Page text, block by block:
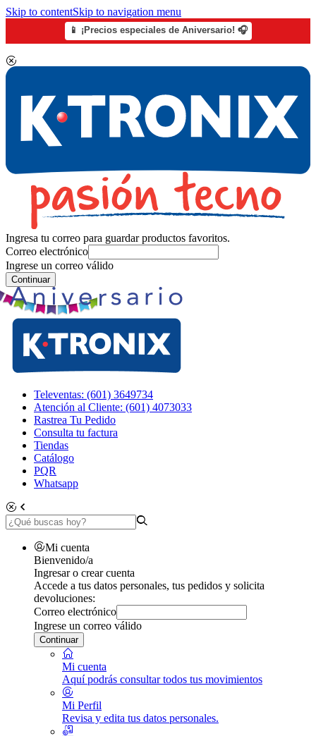
Skip to contentSkip to navigation menu
📱 ¡Precios especiales de Aniversario! 🎧
Ingresa tu correo para guardar productos favoritos.
Correo electrónico
Ingrese un correo válido
Continuar
Televentas: (601) 3649734
Atención al Cliente: (601) 4073033
Rastrea Tu Pedido
Consulta tu factura
Tiendas
Catálogo
PQR
Whatsapp
Mi cuenta
Bienvenido/a
Ingresar o crear cuenta
Accede a tus datos personales, tus pedidos y solicita
devoluciones:
Correo electrónico
Ingrese un correo válido
Continuar
Mi cuenta
Aquí podrás consultar todos tus movimientos
Mi Perfil
Revisa y edita tus datos personales.